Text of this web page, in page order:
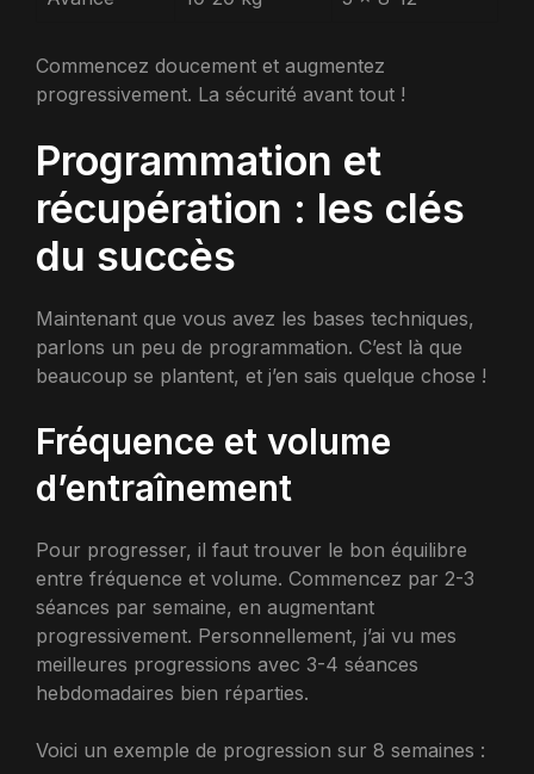
Commencez doucement et augmentez
progressivement. La sécurité avant tout !
Programmation et
récupération : les clés
du succès
Maintenant que vous avez les bases techniques,
parlons un peu de programmation. C’est là que
beaucoup se plantent, et j’en sais quelque chose !
Fréquence et volume
d’entraînement
Pour progresser, il faut trouver le bon équilibre
entre fréquence et volume. Commencez par 2-3
séances par semaine, en augmentant
progressivement. Personnellement, j’ai vu mes
meilleures progressions avec 3-4 séances
hebdomadaires bien réparties.
Voici un exemple de progression sur 8 semaines :